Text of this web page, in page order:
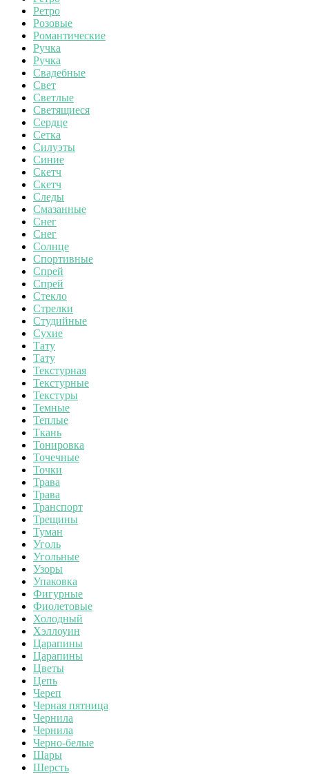
Ретро
Розовые
Романтические
Ручка
Ручка
Свадебные
Свет
Светлые
Светящиеся
Сердце
Сетка
Силуэты
Синие
Скетч
Скетч
Следы
Смазанные
Снег
Снег
Солнце
Спортивные
Спрей
Спрей
Стекло
Стрелки
Студийные
Сухие
Тату
Тату
Текстурная
Текстурные
Текстуры
Темные
Теплые
Ткань
Тонировка
Точечные
Точки
Трава
Трава
Транспорт
Трещины
Туман
Уголь
Угольные
Узоры
Упаковка
Фигурные
Фиолетовые
Холодный
Хэллоуин
Царапины
Царапины
Цветы
Цепь
Череп
Черная пятница
Чернила
Чернила
Черно-белые
Шары
Шерсть